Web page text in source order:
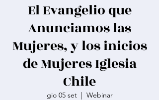
El Evangelio que
Anunciamos las
Mujeres, y los inicios
de Mujeres Iglesia
Chile
gio 05 set
  |
Webinar